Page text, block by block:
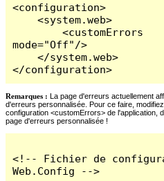
<configuration>
    <system.web>
        <customErrors
mode="Off"/>
    </system.web>
</configuration>
Remarques : La page d'erreurs actuellement
d'erreurs personnalisée. Pour ce faire,
configuration <customErrors> de l'application,
page d'erreurs personnalisée !
<!-- Fichier de
Web.Config -->